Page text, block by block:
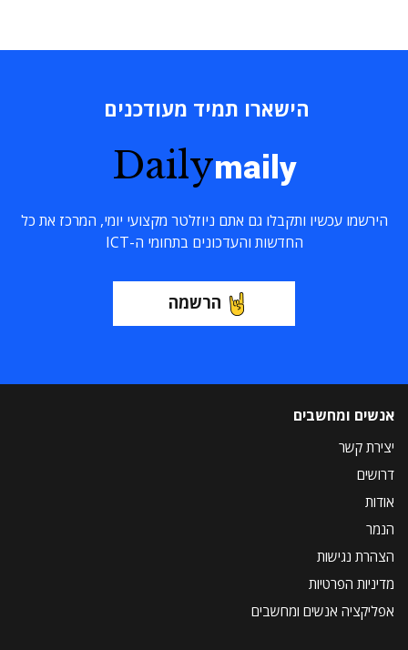
הישארו תמיד מעודכנים
Dailymaily
הירשמו עכשיו ותקבלו גם אתם ניוזלטר מקצועי יומי, המרכז את כל
החדשות והעדכונים בתחומי ה-ICT
הרשמה
אנשים ומחשבים
יצירת קשר
דרושים
אודות
הנמר
הצהרת נגישות
מדיניות הפרטיות
אפליקציה אנשים ומחשבים